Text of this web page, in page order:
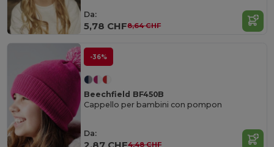
Da:
5,78 CHF8,64 CHF
-36%
Beechfield BF450B
Cappello per bambini con pompon
Da:
4,48 CHF